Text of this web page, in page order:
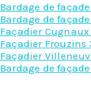
Bardage de
Bardage de
Façadier Cugnaux
Façadier Frouzins
Façadier
Bardage de